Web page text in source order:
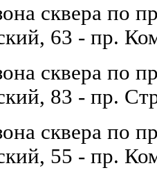
сквера по
63 - пр.
сквера по
83 - пр.
сквера по
55 - пр.